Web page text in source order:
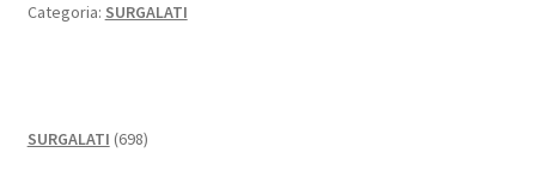
Categoria: SURGALATI
SURGALATI 698698